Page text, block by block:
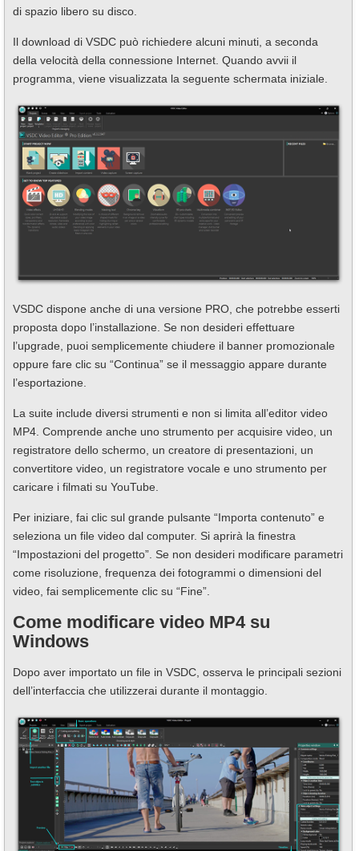
di spazio libero su disco.
Il download di VSDC può richiedere alcuni minuti, a seconda
della velocità della connessione Internet. Quando avvii il
programma, viene visualizzata la seguente schermata iniziale.
VSDC dispone anche di una versione PRO, che potrebbe esserti
proposta dopo l’installazione. Se non desideri effettuare
l’upgrade, puoi semplicemente chiudere il banner promozionale
oppure fare clic su “Continua” se il messaggio appare durante
l’esportazione.
La suite include diversi strumenti e non si limita all’editor video
MP4. Comprende anche uno strumento per acquisire video, un
registratore dello schermo, un creatore di presentazioni, un
convertitore video, un registratore vocale e uno strumento per
caricare i filmati su YouTube.
Per iniziare, fai clic sul grande pulsante “Importa contenuto” e
seleziona un file video dal computer. Si aprirà la finestra
“Impostazioni del progetto”. Se non desideri modificare parametri
come risoluzione, frequenza dei fotogrammi o dimensioni del
video, fai semplicemente clic su “Fine”.
Come modificare video MP4 su
Windows
Dopo aver importato un file in VSDC, osserva le principali sezioni
dell’interfaccia che utilizzerai durante il montaggio.